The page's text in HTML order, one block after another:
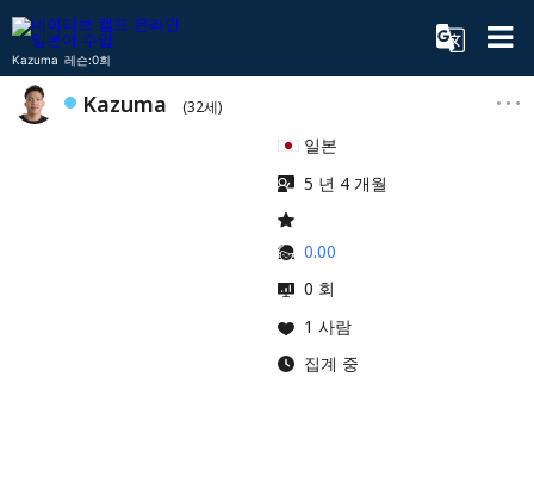
Kazuma 레슨:0회
Kazuma (32세)
일본
5 년 4 개월
0.00
0 회
1 사람
집계 중